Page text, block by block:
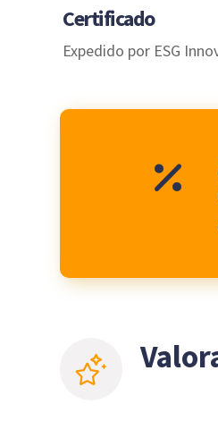
Certificado
Expedido por ESG